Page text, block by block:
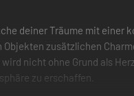
deiner Träume mit einer
zusätzlichen
wird nicht ohne Grund als
zu erschaffen.